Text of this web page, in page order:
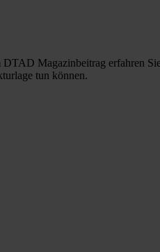
Magazinbeitrag erfahren
tun können.